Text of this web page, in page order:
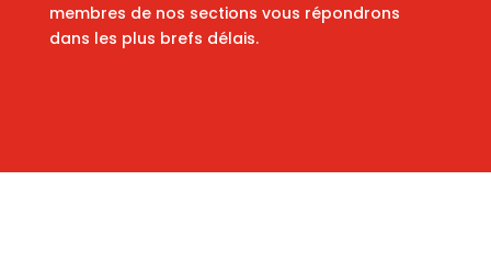
membres de nos sections vous répondrons
dans les plus brefs délais.